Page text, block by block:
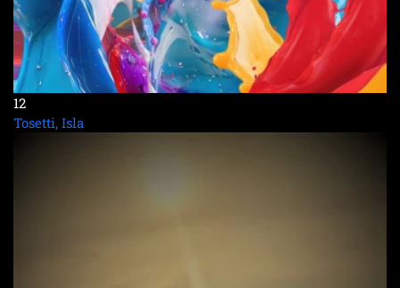
12
Tosetti, Isla